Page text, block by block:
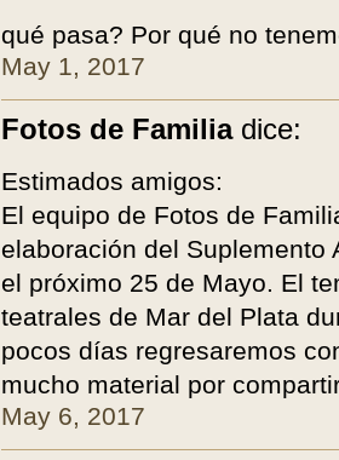
qué pasa? Por qué no
May 1, 2017
Fotos de Familia dice:
Estimados amigos:
El equipo de Fotos de
elaboración del Suplemento
el próximo 25 de Mayo. El
teatrales de Mar del Plata
pocos días regresaremos
mucho material por
May 6, 2017